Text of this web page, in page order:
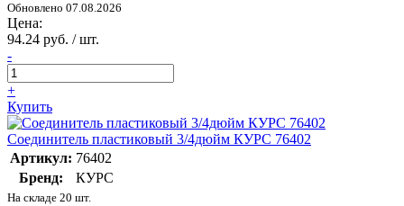
Обновлено 07.08.2026
Цена:
94.24 руб. / шт.
-
+
Купить
Соединитель пластиковый 3/4дюйм КУРС 76402
Артикул: 76402
Бренд:
КУРС
На складе 20 шт.